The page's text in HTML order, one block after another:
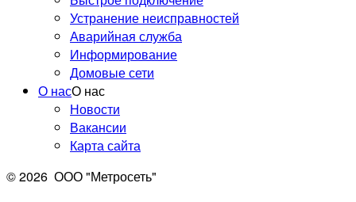
Устранение неисправностей
Аварийная служба
Информирование
Домовые сети
О насО нас
Новости
Вакансии
Карта сайта
© 2026 ООО "Метросеть"